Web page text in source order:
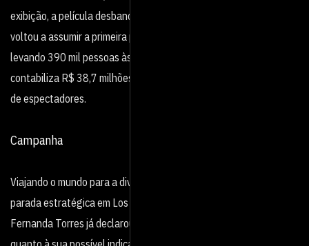
exibição, a película desbancou o blockbuster “Gladiador II” e
voltou a assumir a primeira posição, arrecadando R$ 8,9 milhões e
levando 390 mil pessoas às salas de cinema.
contabiliza R$ 38,7 milhões em arrecadação no país
de espectadores.
Campanha
Viajando o mundo para a divulgação do filme, com uma última
parada estratégica em Los Angeles, a Meca do cinema mundial,
Fernanda Torres já declarou que não tem grandes expectativas